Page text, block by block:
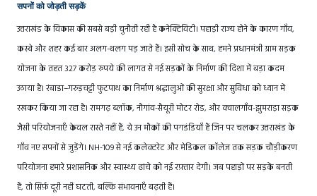
सपनों को जोड़ती सड़कें
उत्तराखंड के विकास की सबसे बड़ी चुनौती रही है कनेक्टिविटी। पहाड़ी राज्य होने के कारण गाँव,
कस्बे और शहर कई बार अलग-थलग पड़ जाते हैं। इसी सोच के साथ, हमने प्रधानमंत्री ग्राम सड़क
योजना के तहत 327 करोड़ रुपये की लागत से नई सड़कों के निर्माण की दिशा में बड़ा कदम
उठाया है। रंबाडा–गरुड़चट्टी फुटपाथ का निर्माण श्रद्धालुओं की सुरक्षा और सुविधा को ध्यान में
रखकर किया जा रहा है। रामगढ़ ब्लॉक, नौगांव-सैयूरी मोटर रोड, और क्वालगाँव-झुमराड़ा सड़क
जैसी परियोजनाएँ केवल रास्ते नहीं हैं, ये उन मौकों की पगडंडियाँ हैं जिन पर चलकर उत्तराखंड के
गाँव नए सपनों से जुड़ेंगे। NH-109 से नई कलेक्टरेट और मेडिकल कॉलेज तक सड़क चौड़ीकरण
परियोजना हमारे प्रशासनिक और स्वास्थ्य ढांचे को नई रफ़्तार देगी। जब पहाड़ों पर सड़कें बनती
हैं, तो सिर्फ़ दूरी नहीं घटती, बल्कि संभावनाएँ बढ़ती हैं।